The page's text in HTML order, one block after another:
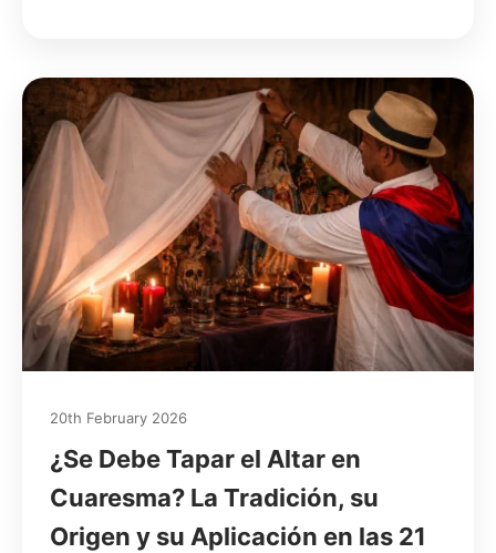
20th February 2026
¿Se Debe Tapar el Altar en
Cuaresma? La Tradición, su
Origen y su Aplicación en las 21